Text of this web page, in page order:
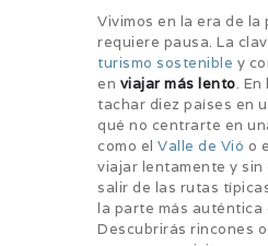
Vivimos en la era de
requiere pausa. La
turismo sostenible y
en viajar más lento.
tachar diez países en
qué no centrarte en
como el Valle de Vió o
viajar lentamente y
salir de las rutas
la parte más auténtica
Descubrirás rincones